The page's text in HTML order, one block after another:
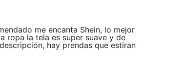
me encanta Shein, lo mejor
ropa la tela es super suave y de
hay prendas que estiran